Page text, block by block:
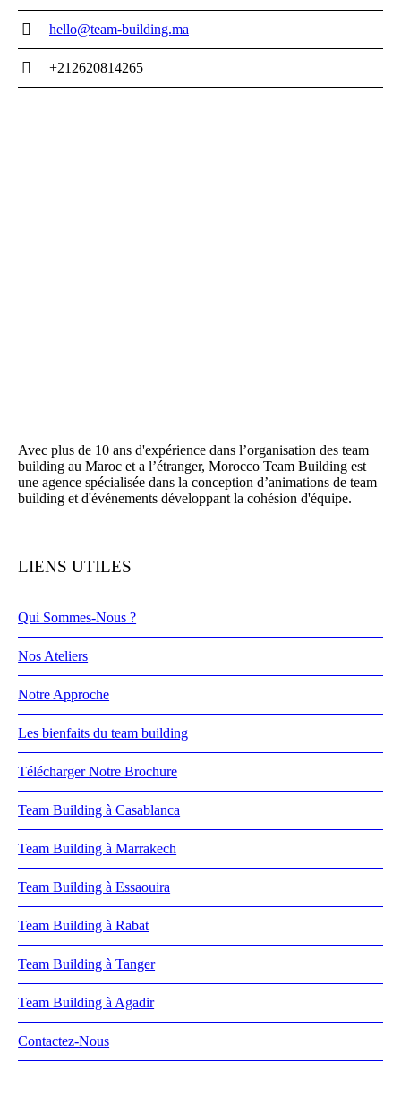
hello@team-building.ma
+212620814265
Avec plus de 10 ans d'expérience dans l’organisation des team
building au Maroc et a l’étranger, Morocco Team Building est
une agence spécialisée dans la conception d’animations de team
building et d'événements développant la cohésion d'équipe.
LIENS UTILES
Qui Sommes-Nous ?
Nos Ateliers
Notre Approche
Les bienfaits du team building
Télécharger Notre Brochure
Team Building à Casablanca
Team Building à Marrakech
Team Building à Essaouira
Team Building à Rabat
Team Building à Tanger
Team Building à Agadir
Contactez-Nous